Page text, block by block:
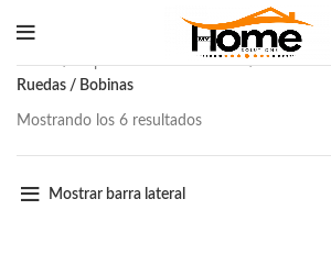
Inicio Repuestos & Accesorios
Secadora
Ruedas / Bobinas
Mostrando los 6 resultados
Mostrar barra lateral